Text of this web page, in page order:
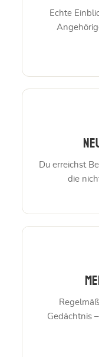
Echte
Du erreichst
die
Gedächtnis